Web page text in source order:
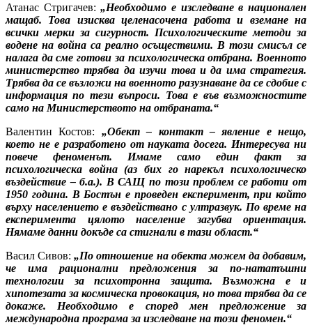
Атанас Стригачев:„Необходимо е изследване в национален
мащаб. Това изисква целенасочена работа и вземане на
всички мерки за сигурност. Психологическите методи за
водене на война са реално осъществими. В този смисъл се
налага да сме готови за психологическа отбрана. Военното
министерство трябва да изучи това и да има стратегия.
Трябва да се възложи на военното разузнаване да се сдобие с
информация по тези въпроси. Това е във възможностите
само на Министерството на отбраната.“
Валентин Костов: „Обект – контакт – явление е нещо,
което не е разработено от науката досега. Интересува ни
повече феноменът. Имаме само един факт за
психологическа война (аз бих го нарекъл психологическо
въздействие – б.а.). В САЩ по този проблем се работи от
1950 година. В Бостън е проведен експеримент, при който
върху населението е въздействано с ултразвук. По време на
експеримента цялото население загубва ориентация.
Нямаме данни докъде са стигнали в тази област.“
Васил Сивов:„По отношение на обекта можем да добавим,
че има рационални предложения за по-нататъшни
технологии за психотронна защита. Възможна е и
хипотезата за космическа провокация, но това трябва да се
докаже. Необходимо е според мен предложение за
международна програма за изследване на този феномен.“